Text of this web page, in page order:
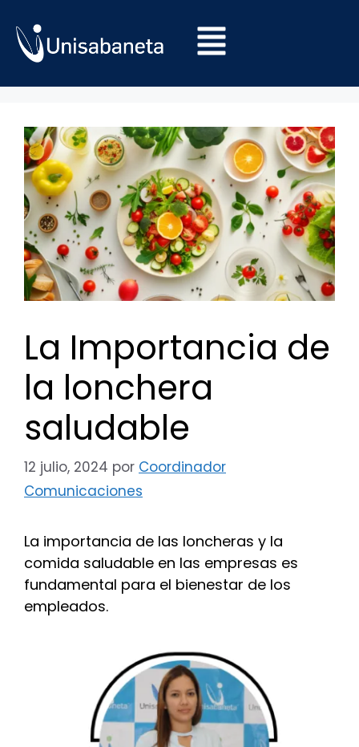
La Importancia de
la lonchera
saludable
12 julio, 2024 por Coordinador
Comunicaciones
La importancia de las loncheras y la
comida saludable en las empresas es
fundamental para el bienestar de los
empleados.